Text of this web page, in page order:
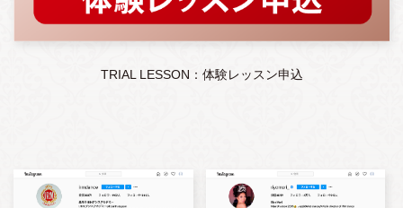
TRIAL LESSON：体験レッスン申込